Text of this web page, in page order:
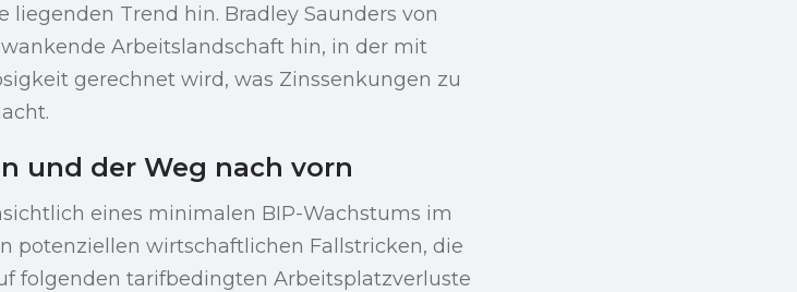
Trend hin. Bradley Saunders von
Arbeitslandschaft hin, in der mit
gerechnet wird, was Zinssenkungen zu
und der Weg nach vorn
eines minimalen BIP-Wachstums im
potenziellen wirtschaftlichen Fallstricken, die
folgenden tarifbedingten Arbeitsplatzverluste